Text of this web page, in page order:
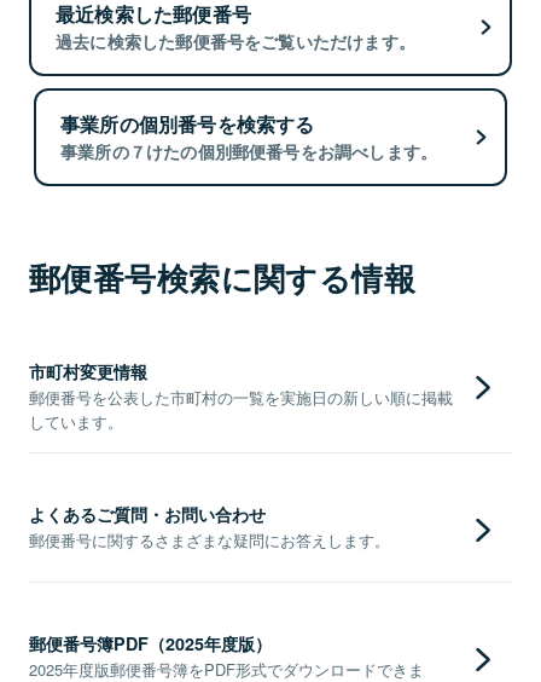
最近検索した郵便番号
過去に検索した郵便番号をご覧いただけます。
事業所の個別番号を検索する
事業所の７けたの個別郵便番号をお調べします。
郵便番号検索に関する情報
市町村変更情報
郵便番号を公表した市町村の一覧を実施日の新しい順に掲載
しています。
よくあるご質問・お問い合わせ
郵便番号に関するさまざまな疑問にお答えします。
郵便番号簿PDF（2025年度版）
2025年度版郵便番号簿をPDF形式でダウンロードできま